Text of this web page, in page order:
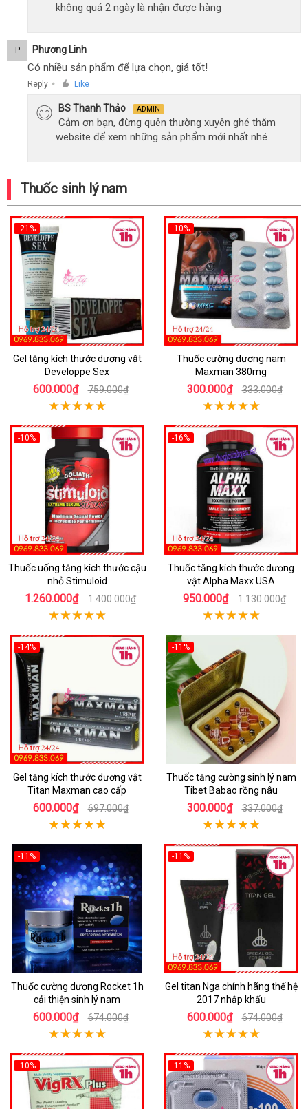
không quá 2 ngày là nhận được hàng
P Phương Linh
Có nhiều sản phẩm để lựa chọn, giá tốt!
Reply ● Like
BS Thanh Thảo ADMIN
Cảm ơn bạn, đừng quên thường xuyên ghé thăm
website để xem những sản phẩm mới nhất nhé.
Thuốc sinh lý nam
-21%
Gel tăng kích thước dương vật
Developpe Sex
600.000₫ 759.000₫
-10%
Thuốc cường dương nam
Maxman 380mg
300.000₫ 333.000₫
-10%
Thuốc uống tăng kích thước cậu
nhỏ Stimuloid
1.260.000₫ 1.400.000₫
-16%
Thuốc tăng kích thước dương
vật Alpha Maxx USA
950.000₫ 1.130.000₫
-14%
Gel tăng kích thước dương vật
Titan Maxman cao cấp
600.000₫ 697.000₫
-11%
Thuốc tăng cường sinh lý nam
Tibet Babao rồng nâu
300.000₫ 337.000₫
-11%
Thuốc cường dương Rocket 1h
cải thiện sinh lý nam
600.000₫ 674.000₫
-11%
Gel titan Nga chính hãng thế hệ
2017 nhập khẩu
600.000₫ 674.000₫
-10% -11%